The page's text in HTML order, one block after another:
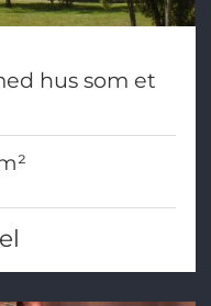
hus som et